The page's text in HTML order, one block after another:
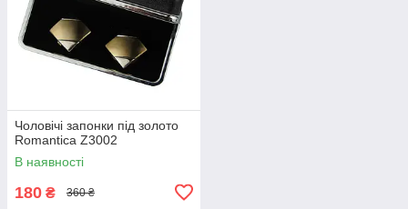
Чоловічі запонки під золото
Romantica Z3002
В наявності
180 ₴ 360 ₴